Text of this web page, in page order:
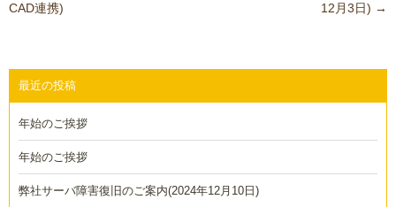
稿
ゲ
ー
ョ
CAD連携)
12月3日) →
最近の投稿
年始のご挨拶
年始のご挨拶
弊社サーバ障害復旧のご案内(2024年12月10日)